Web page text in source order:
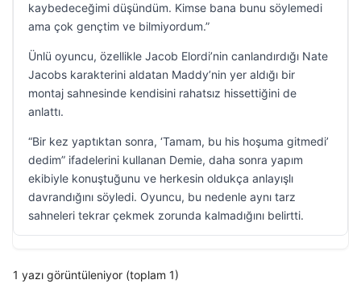
kaybedeceğimi düşündüm. Kimse bana bunu söylemedi
ama çok gençtim ve bilmiyordum.”
Ünlü oyuncu, özellikle Jacob Elordi’nin canlandırdığı Nate
Jacobs karakterini aldatan Maddy’nin yer aldığı bir
montaj sahnesinde kendisini rahatsız hissettiğini de
anlattı.
“Bir kez yaptıktan sonra, ‘Tamam, bu his hoşuma gitmedi’
dedim” ifadelerini kullanan Demie, daha sonra yapım
ekibiyle konuştuğunu ve herkesin oldukça anlayışlı
davrandığını söyledi. Oyuncu, bu nedenle aynı tarz
sahneleri tekrar çekmek zorunda kalmadığını belirtti.
1 yazı görüntüleniyor (toplam 1)